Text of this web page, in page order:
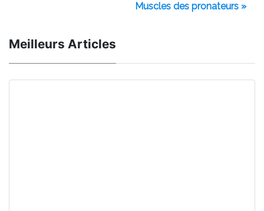
Muscles des pronateurs »
Meilleurs Articles